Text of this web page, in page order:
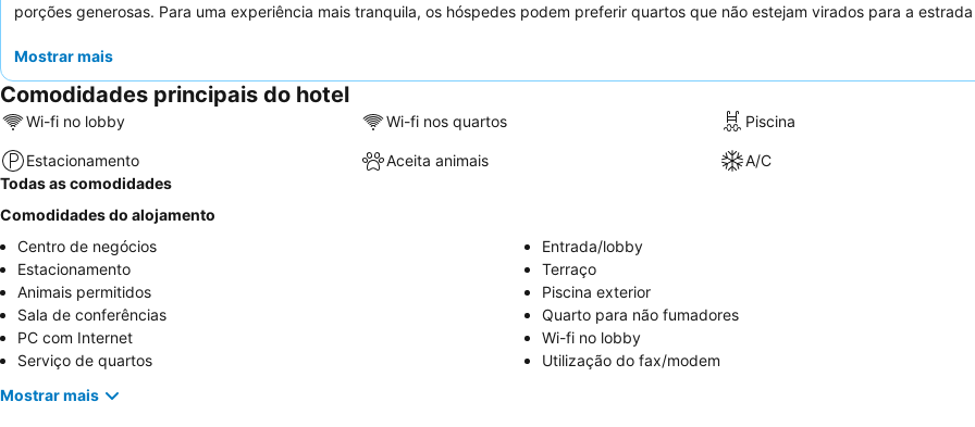
porções generosas. Para uma experiência mais tranquila, os hóspedes podem preferir quartos que não estejam virados para a
Mostrar mais
Comodidades principais do hotel
Wi-fi no lobby Wi-fi nos quartos Piscina
Estacionamento Aceita animais
A/C
Todas as comodidades
Comodidades do alojamento
Centro de negócios
Entrada/lobby
Estacionamento
Terraço
Animais permitidos
Piscina exterior
Sala de conferências
Quarto para não fumadores
PC com Internet
Wi-fi no lobby
Serviço de quartos
Utilização do fax/modem
Mostrar mais